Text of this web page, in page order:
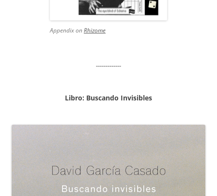
Appendix onRhizome
-------------
Libro: Buscando Invisibles